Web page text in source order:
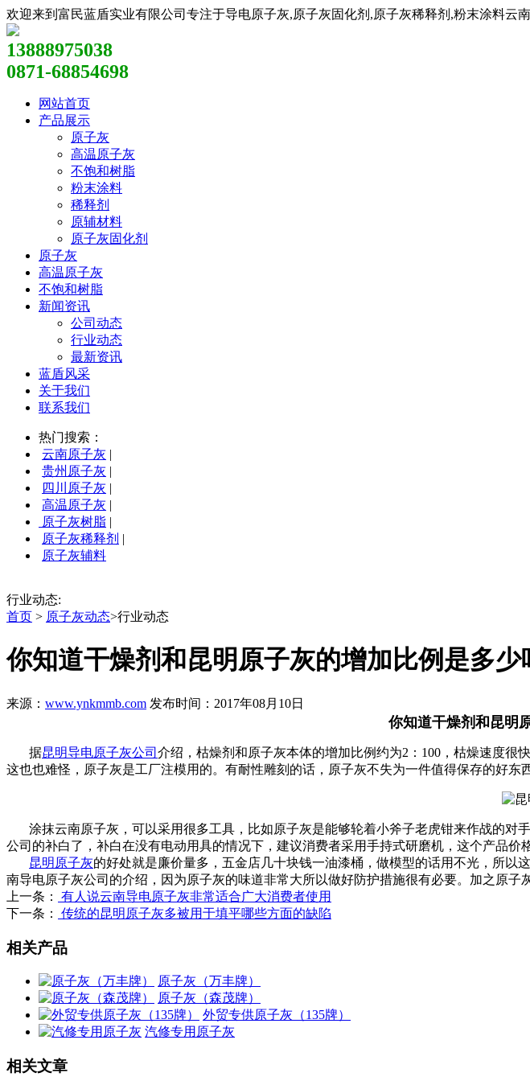
欢迎来到富民蓝盾实业有限公司专注于导电原子灰,原子灰固化剂,原子灰稀释剂,粉末涂料云
13888975038
0871-68854698
网站首页
产品展示
原子灰
高温原子灰
不饱和树脂
粉末涂料
稀释剂
原辅材料
原子灰固化剂
原子灰
高温原子灰
不饱和树脂
新闻资讯
公司动态
行业动态
最新资讯
蓝盾风采
关于我们
联系我们
热门搜索：
云南原子灰 |
贵州原子灰 |
四川原子灰 |
高温原子灰 |
原子灰树脂 |
原子灰稀释剂 |
原子灰辅料
行业动态:
首页 > 原子灰动态>行业动态
你知道干燥剂和昆明原子灰的增加比例是多少
来源： www.ynkmmb.com 发布时间：2017年08月10日
你知道干燥剂和昆明
据昆明导电原子灰公司 介绍，枯燥剂和原子灰本体的增加比例约为2：100，枯燥速度
这也也难怪，原子灰是工厂注模用的。有耐性雕刻的话，原子灰不失为一件值得保存的好东
涂抹云南原子灰，可以采用很多工具，比如原子灰是能够轮着小斧子老虎钳来作战的对
公司的补白了，补白在没有电动用具的情况下，建议消费者采用手持式研磨机，这个产品价
昆明原子灰的好处就是廉价量多，五金店几十块钱一油漆桶，做模型的话用不光，所
南导电原子灰公司的介绍，因为原子灰的味道非常大所以做好防护措施很有必要。加之原子
上一条：
有人说云南导电原子灰非常适合广大消费者使用
下一条：
传统的昆明原子灰多被用于填平哪些方面的缺陷
相关产品
原子灰（万丰牌）
原子灰（森茂牌）
外贸专供原子灰（135牌）
汽修专用原子灰
相关文章